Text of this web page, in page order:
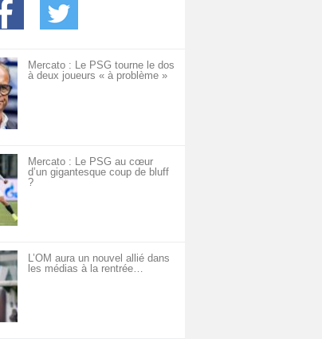
Mercato : Le PSG tourne le dos
à deux joueurs « à problème »
Mercato : Le PSG au cœur
d’un gigantesque coup de bluff
?
L’OM aura un nouvel allié dans
les médias à la rentrée…